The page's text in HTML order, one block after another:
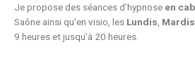
Je propose des séances d’hypnose en
Saône ainsi qu’en visio, les Lundis Mardis
9 heures et jusqu’à 20 heures